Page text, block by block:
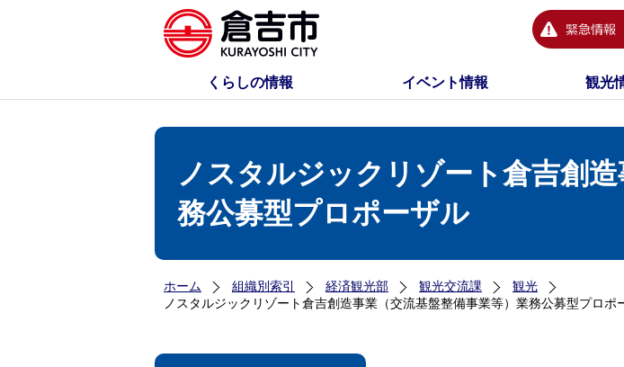
くらしの情報 イベント情報 観光
ノスタルジックリゾート倉吉創
務公募型プロポーザル
ホーム 組織別索引 経済観光部 観光交流課
観光
ノスタルジックリゾート倉吉創造事業（交流基盤整備事業等）業務公募型プロポ